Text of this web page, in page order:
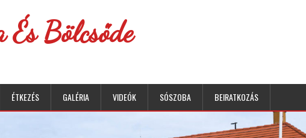
Bölcsőde
ÉTKEZÉS GALÉRIA VIDEÓK SÓSZOBA BEIRATKOZÁS